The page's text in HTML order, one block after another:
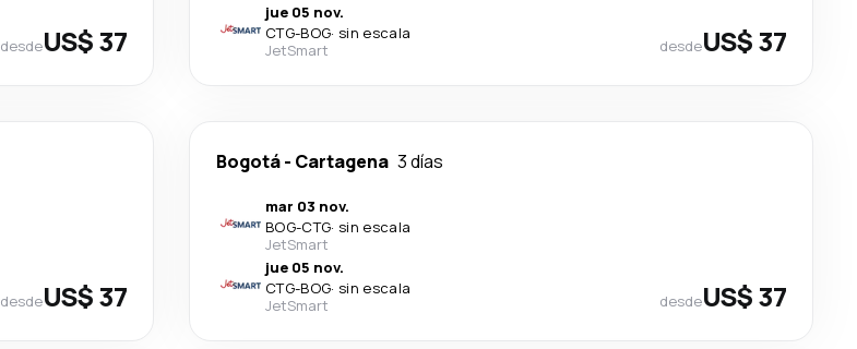
desdeUS$ 37
jue 05 nov.
CTG-BOG· sin escala
JetSmart
desdeUS$ 37
desdeUS$ 37
Bogotá- Cartagena 3 días
mar 03 nov.
BOG-CTG· sin escala
JetSmart
jue 05 nov.
CTG-BOG· sin escala
JetSmart
desdeUS$ 37